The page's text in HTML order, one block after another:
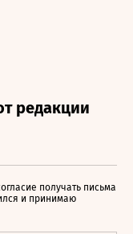
получать письма
и принимаю